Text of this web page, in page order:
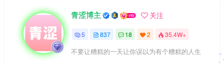
青涩博主 关注
5 837 18 2 35.4W+
不要让糟糕的一天让你误以为有个糟糕的人生